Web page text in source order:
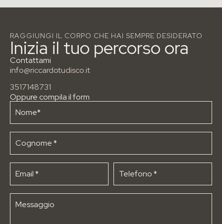
RAGGIUNGI IL CORPO CHE HAI SEMPRE DESIDERATO
Inizia il tuo percorso ora
Contattami
info@riccardotudisco.it
3517148731
Oppure compila il form
Chi sono
Blog
Contatti